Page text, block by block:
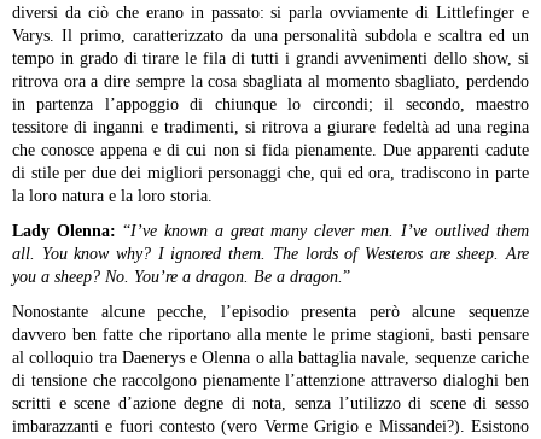
diversi da ciò che erano in passato: si parla ovviamente di Littlefinger e
Varys. Il primo, caratterizzato da una personalità subdola e scaltra ed un
tempo in grado di tirare le fila di tutti i grandi avvenimenti dello show, si
ritrova ora a dire sempre la cosa sbagliata al momento sbagliato, perdendo
in partenza l’appoggio di chiunque lo circondi; il secondo, maestro
tessitore di inganni e tradimenti, si ritrova a giurare fedeltà ad una regina
che conosce appena e di cui non si fida pienamente. Due apparenti cadute
di stile per due dei migliori personaggi che, qui ed ora, tradiscono in parte
la loro natura e la loro storia.
Lady Olenna: “I’ve known a great many clever men. I’ve outlived them
all. You know why? I ignored them. The lords of Westeros are sheep. Are
you a sheep? No. You’re a dragon. Be a dragon.”
Nonostante alcune pecche, l’episodio presenta però alcune sequenze
davvero ben fatte che riportano alla mente le prime stagioni, basti pensare
al colloquio tra Daenerys e Olenna o alla battaglia navale, sequenze cariche
di tensione che raccolgono pienamente l’attenzione attraverso dialoghi ben
scritti e scene d’azione degne di nota, senza l’utilizzo di scene di sesso
imbarazzanti e fuori contesto (vero Verme Grigio e Missandei?). Esistono